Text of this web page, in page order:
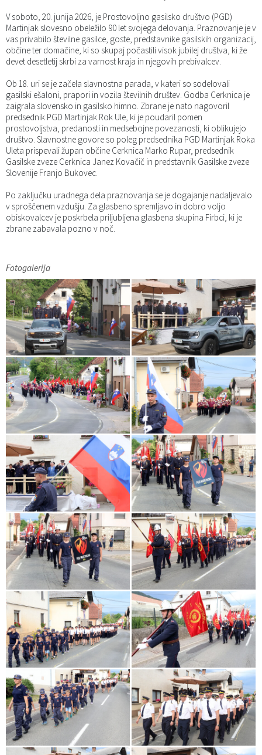
V soboto, 20. junija 2026, je Prostovoljno gasilsko društvo (PGD)
Martinjak slovesno obeležilo 90 let svojega delovanja. Praznovanje je v
vas privabilo številne gasilce, goste, predstavnike gasilskih organizacij,
občine ter domačine, ki so skupaj počastili visok jubilej društva, ki že
devet desetletij skrbi za varnost kraja in njegovih prebivalcev.
Ob 18. uri se je začela slavnostna parada, v kateri so sodelovali
gasilski ešaloni, prapori in vozila številnih društev. Godba Cerknica je
zaigrala slovensko in gasilsko himno. Zbrane je nato nagovoril
predsednik PGD Martinjak Rok Ule, ki je poudaril pomen
prostovoljstva, predanosti in medsebojne povezanosti, ki oblikujejo
društvo. Slavnostne govore so poleg predsednika PGD Martinjak Roka
Uleta prispevali župan občine Cerknica Marko Rupar, predsednik
Gasilske zveze Cerknica Janez Kovačič in predstavnik Gasilske zveze
Slovenije Franjo Bukovec.
Po zaključku uradnega dela praznovanja se je dogajanje nadaljevalo
v sproščenem vzdušju. Za glasbeno spremljavo in dobro voljo
obiskovalcev je poskrbela priljubljena glasbena skupina Firbci, ki je
zbrane zabavala pozno v noč.
Fotogalerija
Katalog informacij javnega značaja
Vizitka občine
Predsedniki političnih strank
Svet za preventivo in vzgojo v cestnem prometu
Služba za okolje in prostor
Služba za stanovanjsko dejavnost
Služba za družbene dejavnosti
Služba za gospodarstvo, turizem in kmetijstvo
Služba za šport
Služba za krajevne skupnosti
Občinski predpisi
Strategije in koncepti